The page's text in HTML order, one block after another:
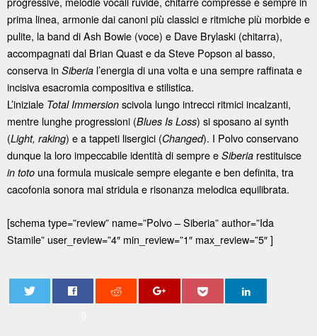
prima linea, armonie dai canoni più classici e ritmiche più morbide e
pulite, la band di Ash Bowie (voce) e Dave Brylaski (chitarra),
accompagnati dal Brian Quast e da Steve Popson al basso,
conserva in Siberia l’energia di una volta e una sempre raffinata e
incisiva esacromia compositiva e stilistica.
L’iniziale Total Immersion scivola lungo intrecci ritmici incalzanti,
mentre lunghe progressioni (Blues Is Loss) si sposano ai synth
(Light, raking) e a tappeti lisergici (Changed). I Polvo conservano
dunque la loro impeccabile identità di sempre e Siberia restituisce
in toto una formula musicale sempre elegante e ben definita, tra
cacofonia sonora mai stridula e risonanza melodica equilibrata.
[schema type=”review” name=”Polvo – Siberia” author=”Ida
Stamile” user_review=”4″ min_review=”1″ max_review=”5″ ]